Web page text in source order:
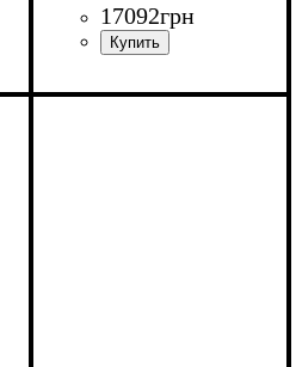
17092грн
Ширина: 150 см